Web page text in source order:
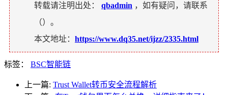
转载请注明出处： qbadmin ，如有疑问，请联系
（）。
本文地址： https://www.dq35.net/ijzz/2335.html
标签： BSC智能链
上一篇: Trust Wallet转币安全流程解析